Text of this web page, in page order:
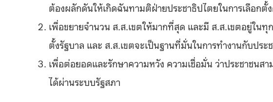
ต้องผลักดันให้เกิดฉันทามติฝ่ายประชาธิปไตยในการเลือกตั้
เพื่อขยายจำนวน ส.ส.เขตให้มากที่สุด และมี ส.ส.เขตอยู่ในทุ
ตั้งรัฐบาล และ ส.ส.เขตจะเป็นฐานที่มั่นในการทำงานกับปร
เพื่อต่อยอดและรักษาความหวัง ความเชื่อมั่น ว่าประชาชนส
ได้ผ่านระบบรัฐสภา